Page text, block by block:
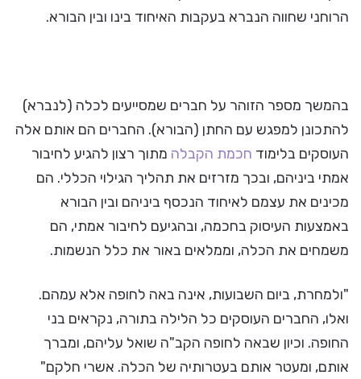
הרוחני שחווה הנברא בעקבות האיחוד בינו ובין הבורא.
בהמשך מספר הזוהר על חברים שמסייעים לכלה (לנברא)
להתכונן למפגש עם החתן (הבורא). החברים הם אותם אלה
העוסקים בלימוד חכמת הקבלה מתוך רצון להגיע לחיבור
אמתי ביניהם, ובכך מזרזים את תהליך הגילוי הכללי. הם
מכינים את עצמם לאיחוד הנכסף ביניהם ובין הבורא
באמצעות העיסוק בחכמה, ובהגיעם לחיבור אמתי, הם
משמחים את הכלה, וממלאים באור את כלל הנשמות.
"ולמחרת, ביום השבועות, אינה באה לחופה אלא עמהם.
ואלו, החברים העוסקים כל הלילה בתורה, נקראים בני
החופה. וכיון שבאה לחופה הקב"ה שואל עליהם, ומברך
אותם, ומעטר אותם בעטרותיה של הכלה. אשרי חלקם"